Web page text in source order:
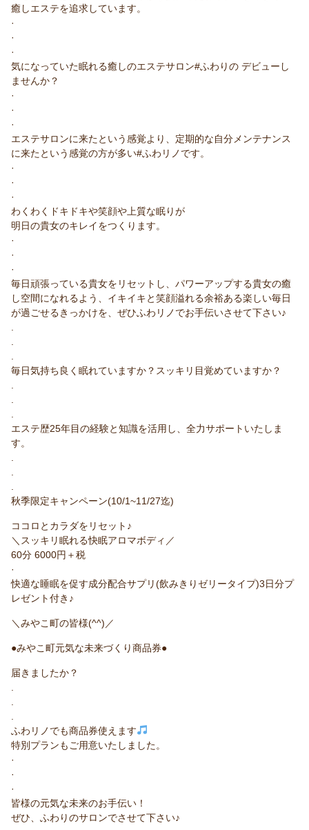
癒しエステを追求しています。
·
·
·
気になっていた眠れる癒しのエステサロン#ふわりの デビューし
ませんか？
·
·
·
エステサロンに来たという感覚より、定期的な自分メンテナンス
に来たという感覚の方が多い#ふわリノです。
·
·
·
わくわくドキドキや笑顔や上質な眠りが
明日の貴女のキレイをつくります。
·
·
·
毎日頑張っている貴女をリセットし、パワーアップする貴女の癒
し空間になれるよう、イキイキと笑顔溢れる余裕ある楽しい毎日
が過ごせるきっかけを、ぜひふわリノでお手伝いさせて下さい♪
毎日気持ち良く眠れていますか？スッキリ目覚めていますか？
エステ歴25年目の経験と知識を活用し、全力サポートいたしま
す。
秋季限定キャンペーン(10/1~11/27迄)
ココロとカラダをリセット♪
＼スッキリ眠れる快眠アロマボディ／
60分 6000円＋税
·
快適な睡眠を促す成分配合サプリ(飲みきりゼリータイプ)3日分プ
レゼント付き♪
＼みやこ町の皆様(^^)／
●みやこ町元気な未来づくり商品券●
届きましたか？
ふわリノでも商品券使えます
特別プランもご用意いたしました。
·
·
·
皆様の元気な未来のお手伝い！
ぜひ、ふわりのサロンでさせて下さい♪